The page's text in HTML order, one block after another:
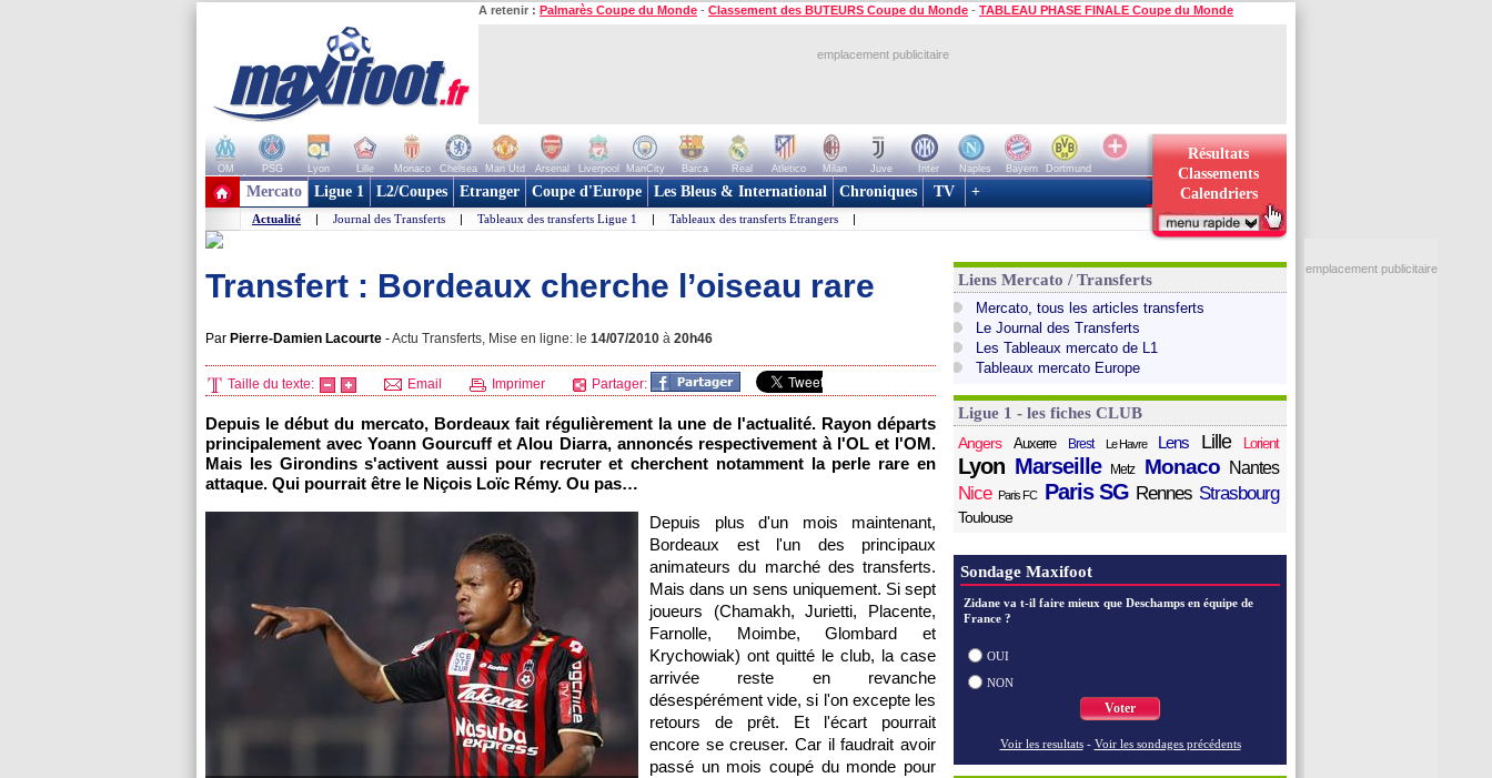
A retenir : Palmarès Coupe du Monde - Classement des BUTEURS Coupe du Monde - TABLEAU PHASE FINALE Coupe du Monde
emplacement publicitaire
OM PSG Lyon Lille Monaco Chelsea Man Utd Arsenal Liverpool ManCity Barca Real Atletico Milan Juve Inter Naples Bayern
Dortmund
+ de clubs
Résultats
Classements
Calendriers
Mercato Ligue 1 L2/Coupes Etranger Coupe d'Europe Les Bleus & International Chroniques TV +
Actualité | Journal des Transferts | Tableaux des transferts Ligue 1 | Tableaux des transferts Etrangers |
Transfert : Bordeaux cherche l’oiseau rare
Par Pierre-Damien Lacourte -Actu Transferts, Mise en ligne: le 14/07/2010 à 20h46
Taille du texte: Email Imprimer Partager:
Depuis le début du mercato, Bordeauxfait régulièrement la une de l'actualité. Rayon départs
principalement avec Yoann Gourcuff et Alou Diarra, annoncés respectivement à l'OLet l'OM.
Mais les Girondins s'activent aussi pour recruter et cherchent notamment la perle rare en
attaque. Qui pourrait être le Niçois Loïc Rémy. Ou pas…
Depuis plus d'un mois maintenant,
Bordeaux est l'un des principaux
animateurs du marché des transferts.
Mais dans un sens uniquement. Si sept
joueurs (Chamakh, Jurietti, Placente,
Farnolle, Moimbe, Glombard et
Krychowiak) ont quitté le club, la case
arrivée reste en revanche
désespérément vide, si l'on excepte les
retours de prêt. Et l'écart pourrait
encore se creuser. Car il faudrait avoir
passé un mois coupé du monde pour
Liens Mercato / Transferts
Mercato, tous les articles transferts
Le Journal des Transferts
Les Tableaux mercato de L1
Tableaux mercato Europe
Ligue 1 - les fiches CLUB
Angers
Auxerre Brest Le Havre Lens Lille Lorient
Lyon Marseille Metz Monaco Nantes
Nice Paris FC Paris SG Rennes Strasbourg
Toulouse
Sondage Maxifoot
Zidane va t-il faire mieux que Deschamps en équipe de
France ?
OUI
NON
Voter
Voir les resultats - Voir les sondages précédents
emplacement publicitaire